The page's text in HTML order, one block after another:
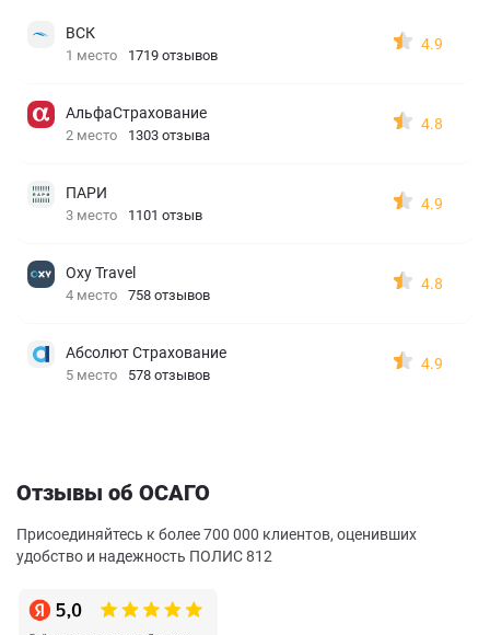
ВСК
1 место 1719 отзывов
4.9
АльфаСтрахование
2 место 1303 отзыва
4.8
ПАРИ
3 место 1101 отзыв
4.9
Oxy Travel
4 место 758 отзывов
4.8
Абсолют Страхование
5 место 578 отзывов
4.9
Отзывы об ОСАГО
Присоединяйтесь к более 700 000 клиентов, оценивших
удобство и надежность ПОЛИС 812